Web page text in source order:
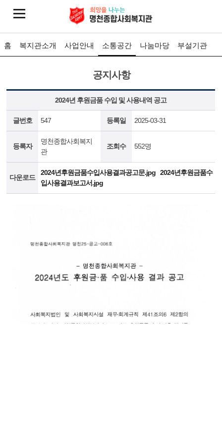
홈 복지관소개 사업안내 소통공간 나눔마당 부설기관
공지사항
2024년 후원금품 수입 및 사용내역 공고
글번호 547 등록일 2025-03-31
등록자
명천종합사회복지
관
조회수 552명
다운로드
2024년후원금품수입사용결과공고문.jpg 2024년후원금품수
입사용결과보고서.jpg